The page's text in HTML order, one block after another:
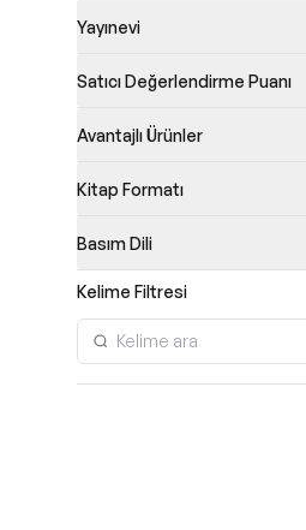
Yayınevi
Satıcı Değerlendirme Puanı
Avantajlı Ürünler
Kitap Formatı
Basım Dili
Kelime Filtresi